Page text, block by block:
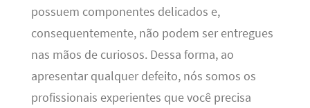
possuem componentes delicados e,
consequentemente, não podem ser entregues
nas mãos de curiosos. Dessa forma, ao
apresentar qualquer defeito, nós somos os
profissionais experientes que você precisa